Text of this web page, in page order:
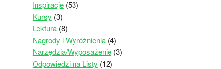
Inspiracje(53)
Kursy (3)
Lektura(8)
Nagrody i Wyróżnienia(4)
Narzędzia/Wyposażenie(3)
Odpowiedzi na Listy (12)